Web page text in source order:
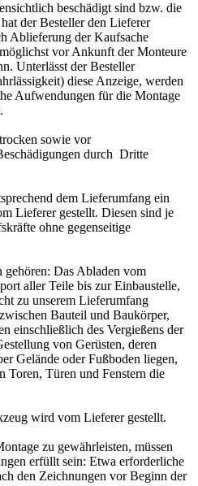
beschädigt sind bzw. die
der Besteller den Lieferer
Ablieferung der Kaufsache
vor Ankunft der Monteure
Unterlässt der Besteller
diese Anzeige, werden
Aufwendungen für die Montage
sowie vor
durch Dritte
dem Lieferumfang ein
Lieferer gestellt. Diesen sind je
ohne gegenseitige
gehören: Das Abladen vom
aller Teile bis zur Einbaustelle,
zu unserem Lieferumfang
Bauteil und Baukörper,
einschließlich des Vergießens der
von Gerüsten, deren
Gelände oder Fußboden liegen,
Toren, Türen und Fenstern die
wird vom Lieferer gestellt.
zu gewährleisten, müssen
erfüllt sein: Etwa erforderliche
den Zeichnungen vor Beginn der